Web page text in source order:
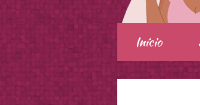
Início